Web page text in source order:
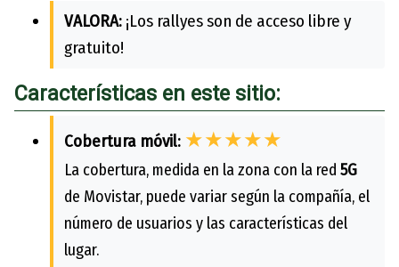
VALORA: ¡Los rallyes son de acceso libre y
gratuito!
Características en este sitio:
Cobertura móvil: ★★★★★
La cobertura, medida en la zona con la red 5G
de Movistar, puede variar según la compañía, el
número de usuarios y las características del
lugar.